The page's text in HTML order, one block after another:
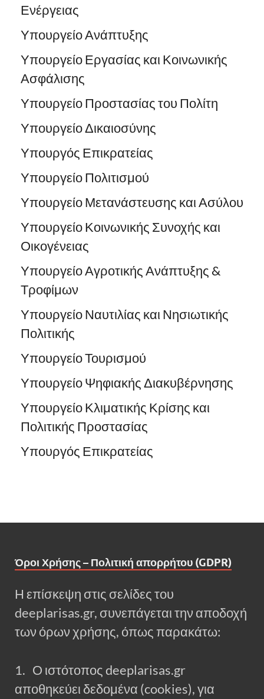
Ενέργειας
Υπουργείο Ανάπτυξης
Υπουργείο Εργασίας και Κοινωνικής
Ασφάλισης
Υπουργείο Προστασίας του Πολίτη
Υπουργείο Δικαιοσύνης
Υπουργός Επικρατείας
Υπουργείο Πολιτισμού
Υπουργείο Μετανάστευσης και Ασύλου
Υπουργείο Κοινωνικής Συνοχής και
Οικογένειας
Υπουργείο Αγροτικής Ανάπτυξης &
Τροφίμων
Υπουργείο Ναυτιλίας και Νησιωτικής
Πολιτικής
Υπουργείο Τουρισμού
Υπουργείο Ψηφιακής Διακυβέρνησης
Υπουργείο Κλιματικής Κρίσης και
Πολιτικής Προστασίας
Υπουργός Επικρατείας
Όροι Χρήσης – Πολιτική απορρήτου (GDPR)
Η επίσκεψη στις σελίδες του
deeplarisas.gr, συνεπάγεται την αποδοχή
των όρων χρήσης, όπως παρακάτω:
1. Ο ιστότοπος deeplarisas.gr
αποθηκεύει δεδομένα (cookies), για